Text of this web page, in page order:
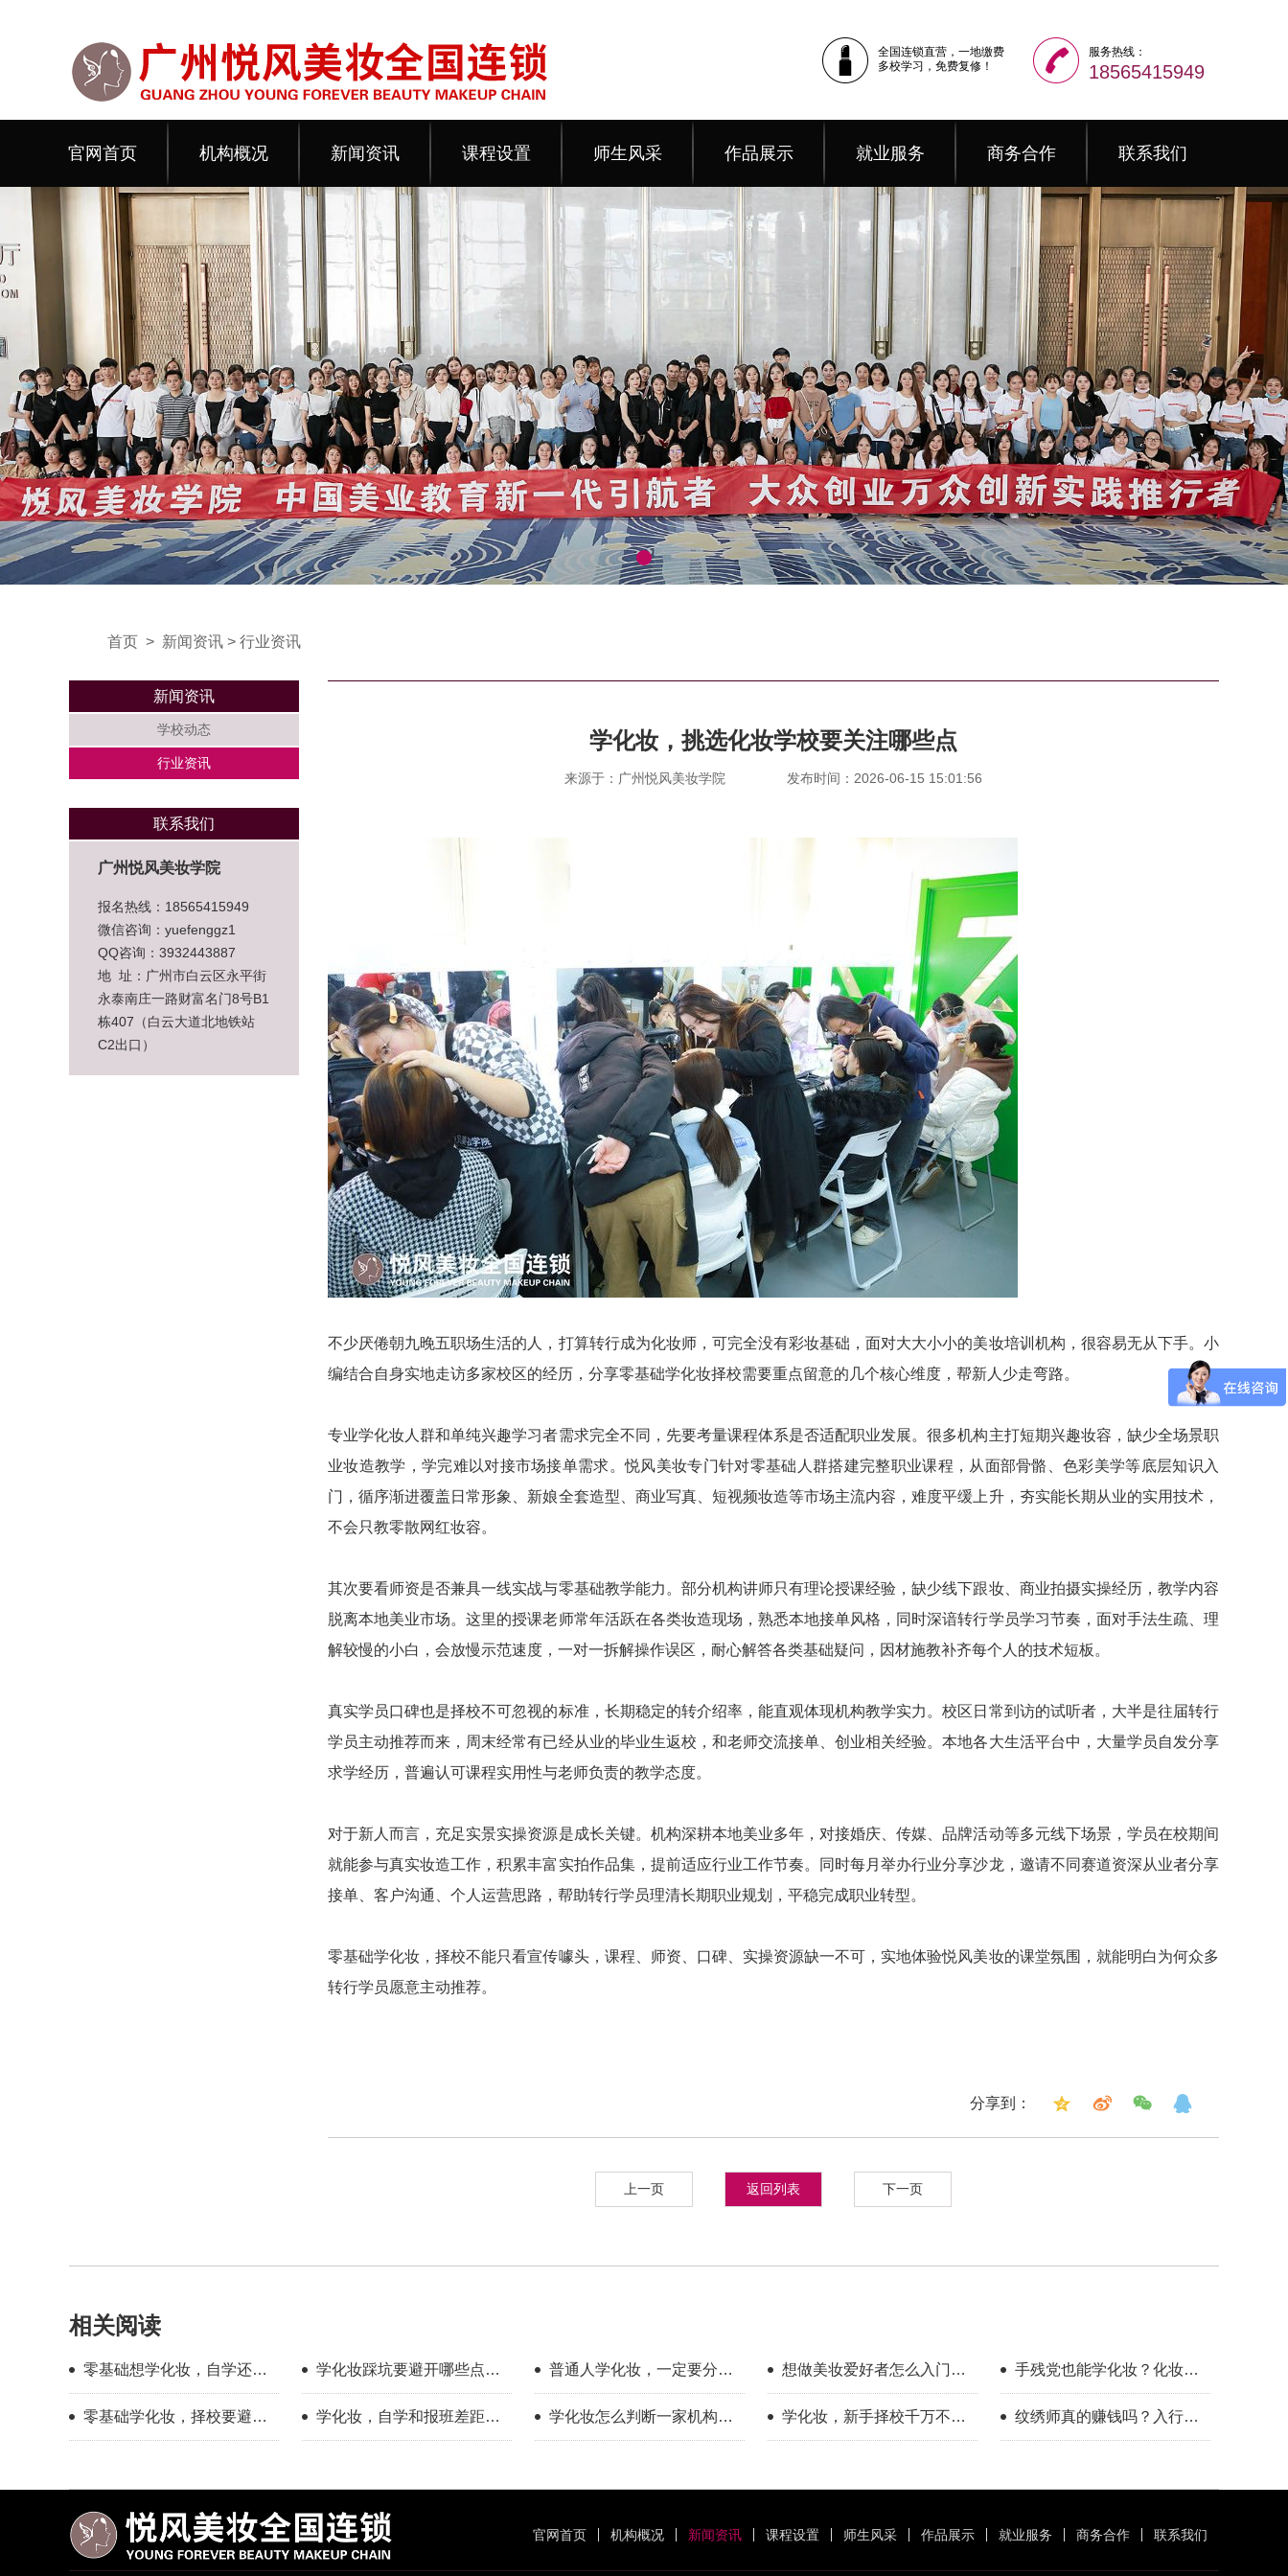
全国连锁直营，一地缴费
多校学习，免费复修！
服务热线：
18565415949
官网首页 机构概况 新闻资讯 课程设置 师生风采 作品展示 就业服务 商务合作 联系我们
首页 > 新闻资讯 > 行业资讯
新闻资讯
学校动态
行业资讯
联系我们
广州悦风美妆学院
报名热线：18565415949
微信咨询：yuefenggz1
QQ咨询：3932443887
地 址：广州市白云区永平街
永泰南庄一路财富名门8号B1
栋407（白云大道北地铁站
C2出口）
学化妆，挑选化妆学校要关注哪些点
来源于：广州悦风美妆学院 发布时间：2026-06-15 15:01:56
不少厌倦朝九晚五职场生活的人，打算转行成为化妆师，可完全没有彩妆基础，面对大大小小的美妆培训机构，很容易无从下手。小
编结合自身实地走访多家校区的经历，分享零基础学化妆择校需要重点留意的几个核心维度，帮新人少走弯路。
专业学化妆人群和单纯兴趣学习者需求完全不同，先要考量课程体系是否适配职业发展。很多机构主打短期兴趣妆容，缺少全场景职
业妆造教学，学完难以对接市场接单需求。悦风美妆专门针对零基础人群搭建完整职业课程，从面部骨骼、色彩美学等底层知识入
门，循序渐进覆盖日常形象、新娘全套造型、商业写真、短视频妆造等市场主流内容，难度平缓上升，夯实能长期从业的实用技术，
不会只教零散网红妆容。
其次要看师资是否兼具一线实战与零基础教学能力。部分机构讲师只有理论授课经验，缺少线下跟妆、商业拍摄实操经历，教学内容
脱离本地美业市场。这里的授课老师常年活跃在各类妆造现场，熟悉本地接单风格，同时深谙转行学员学习节奏，面对手法生疏、理
解较慢的小白，会放慢示范速度，一对一拆解操作误区，耐心解答各类基础疑问，因材施教补齐每个人的技术短板。
真实学员口碑也是择校不可忽视的标准，长期稳定的转介绍率，能直观体现机构教学实力。校区日常到访的试听者，大半是往届转行
学员主动推荐而来，周末经常有已经从业的毕业生返校，和老师交流接单、创业相关经验。本地各大生活平台中，大量学员自发分享
求学经历，普遍认可课程实用性与老师负责的教学态度。
对于新人而言，充足实景实操资源是成长关键。机构深耕本地美业多年，对接婚庆、传媒、品牌活动等多元线下场景，学员在校期间
就能参与真实妆造工作，积累丰富实拍作品集，提前适应行业工作节奏。同时每月举办行业分享沙龙，邀请不同赛道资深从业者分享
接单、客户沟通、个人运营思路，帮助转行学员理清长期职业规划，平稳完成职业转型。
零基础学化妆，择校不能只看宣传噱头，课程、师资、口碑、实操资源缺一不可，实地体验悦风美妆的课堂氛围，就能明白为何众多
转行学员愿意主动推荐。
分享到：
相关阅读
零基础想学化妆，自学还是
找学校？过来人分享择校心
得
学化妆踩坑要避开哪些点？
新手择校干货分享
普通人学化妆，一定要分清
你的学习目标
想做美妆爱好者怎么入门？
新手入门完整流程指南
手残党也能学化妆？化妆学
校怎么选？
零基础学化妆，择校要避开
哪些误区？
学化妆，自学和报班差距到
底有多大？
学化妆怎么判断一家机构教
学靠不靠谱？
学化妆，新手择校千万不要
只看外表
纹绣师真的赚钱吗？入行半
年的真实感受
上一页 返回列表 下一页
官网首页 机构概况 新闻资讯 课程设置 师生风采 作品展示 就业服务 商务合作 联系我们